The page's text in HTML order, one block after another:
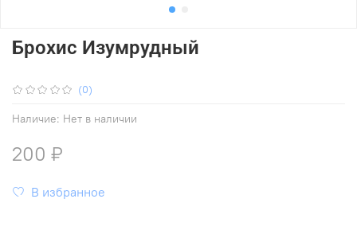
(0)
Наличие: Нет в наличии
Брохис Изумрудный
200 ₽
В избранное